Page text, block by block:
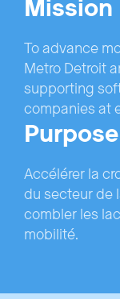
Mission
To advance
Metro Detroit
supporting
companies at
Purpose
Accélérer la
du secteur de
combler les
mobilité.